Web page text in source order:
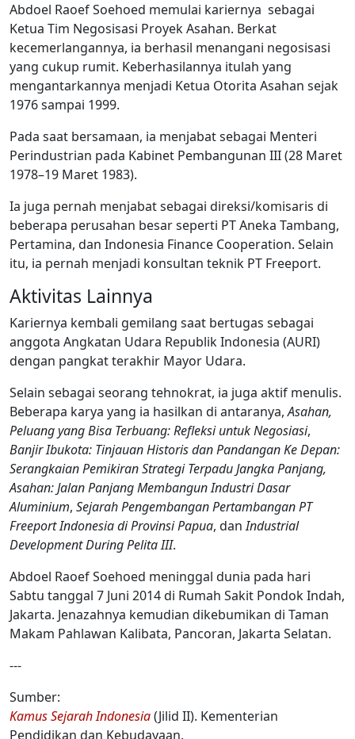
Abdoel Raoef Soehoed memulai kariernya sebagai
Ketua Tim Negosisasi Proyek Asahan. Berkat
kecemerlangannya, ia berhasil menangani negosisasi
yang cukup rumit. Keberhasilannya itulah yang
mengantarkannya menjadi Ketua Otorita Asahan sejak
1976 sampai 1999.
Pada saat bersamaan, ia menjabat sebagai Menteri
Perindustrian pada Kabinet Pembangunan III (28 Maret
1978–19 Maret 1983).
Ia juga pernah menjabat sebagai direksi/komisaris di
beberapa perusahan besar seperti PT Aneka Tambang,
Pertamina, dan Indonesia Finance Cooperation. Selain
itu, ia pernah menjadi konsultan teknik PT Freeport.
Aktivitas Lainnya
Kariernya kembali gemilang saat bertugas sebagai
anggota Angkatan Udara Republik Indonesia (AURI)
dengan pangkat terakhir Mayor Udara.
Selain sebagai seorang tehnokrat, ia juga aktif menulis.
Beberapa karya yang ia hasilkan di antaranya,Asahan,
Peluang yang Bisa Terbuang: Refleksi untuk Negosiasi,
Banjir Ibukota: Tinjauan Historis dan Pandangan Ke Depan:
Serangkaian Pemikiran Strategi Terpadu Jangka Panjang,
Asahan: Jalan Panjang Membangun Industri Dasar
Aluminium, Sejarah Pengembangan Pertambangan PT
Freeport Indonesia di Provinsi Papua, danIndustrial
Development During Pelita III.
Abdoel Raoef Soehoed meninggal dunia pada hari
Sabtu tanggal 7 Juni 2014 di Rumah Sakit Pondok Indah,
Jakarta. Jenazahnya kemudian dikebumikan di Taman
Makam Pahlawan Kalibata, Pancoran, Jakarta Selatan.
---
Sumber:
Kamus Sejarah Indonesia(Jilid II). Kementerian
Pendidikan dan Kebudayaan.